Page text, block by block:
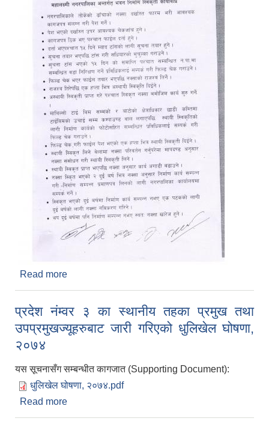
Read more
प्रदेश नंम्वर ३ का स्थानीय तहका प्रमुख तथा
उपप्रमुखज्यूहरुबाट जारी गरिएको धुलिखेल घोषणा,
२०७४
यस सूचनासँग सम्बन्धीत कागजात (Supporting Document):
धुलिखेल घोषणा, २०७४.pdf
Read more